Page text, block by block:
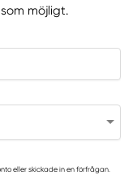
möjligt.
eller skickade in en förfrågan.